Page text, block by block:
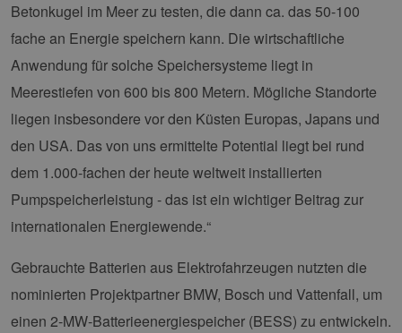
Betonkugel im Meer zu testen, die dann ca. das 50-100
fache an Energie speichern kann. Die wirtschaftliche
Anwendung für solche Speichersysteme liegt in
Meerestiefen von 600 bis 800 Metern. Mögliche Standorte
liegen insbesondere vor den Küsten Europas, Japans und
den USA. Das von uns ermittelte Potential liegt bei rund
dem 1.000-fachen der heute weltweit installierten
Pumpspeicherleistung - das ist ein wichtiger Beitrag zur
internationalen Energiewende.“
Gebrauchte Batterien aus Elektrofahrzeugen nutzten die
nominierten Projektpartner BMW, Bosch und Vattenfall, um
einen 2-MW-Batterieenergiespeicher (BESS) zu entwickeln.